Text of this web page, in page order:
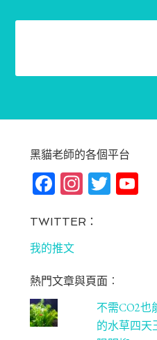
黑貓老師的各個平台
Fa
bo
ok
In
ag
m
T Yo
C
TWITTER：
我的推文
熱門文章與頁面︰
不需CO2也
的水草四